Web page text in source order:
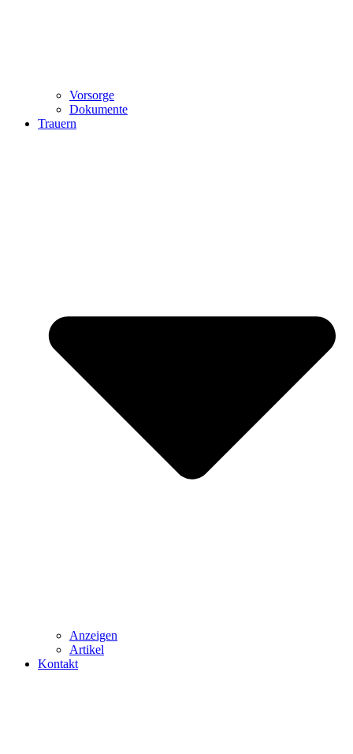
Vorsorge
Dokumente
Trauern
Anzeigen
Artikel
Kontakt